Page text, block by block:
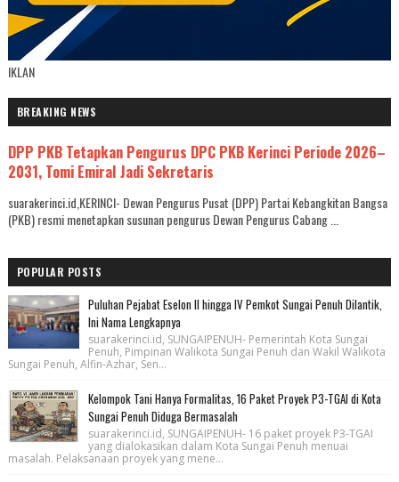
IKLAN
BREAKING NEWS
DPP PKB Tetapkan Pengurus DPC PKB Kerinci Periode 2026–
2031, Tomi Emiral Jadi Sekretaris
suarakerinci.id,KERINCI- Dewan Pengurus Pusat (DPP) Partai Kebangkitan Bangsa
(PKB) resmi menetapkan susunan pengurus Dewan Pengurus Cabang ...
POPULAR POSTS
Puluhan Pejabat Eselon II hingga IV Pemkot Sungai Penuh Dilantik,
Ini Nama Lengkapnya
suarakerinci.id, SUNGAIPENUH- Pemerintah Kota Sungai
Penuh, Pimpinan Walikota Sungai Penuh dan Wakil Walikota
Sungai Penuh, Alfin-Azhar, Sen...
Kelompok Tani Hanya Formalitas, 16 Paket Proyek P3-TGAI di Kota
Sungai Penuh Diduga Bermasalah
suarakerinci.id, SUNGAIPENUH- 16 paket proyek P3-TGAI
yang dialokasikan dalam Kota Sungai Penuh menuai
masalah. Pelaksanaan proyek yang mene...